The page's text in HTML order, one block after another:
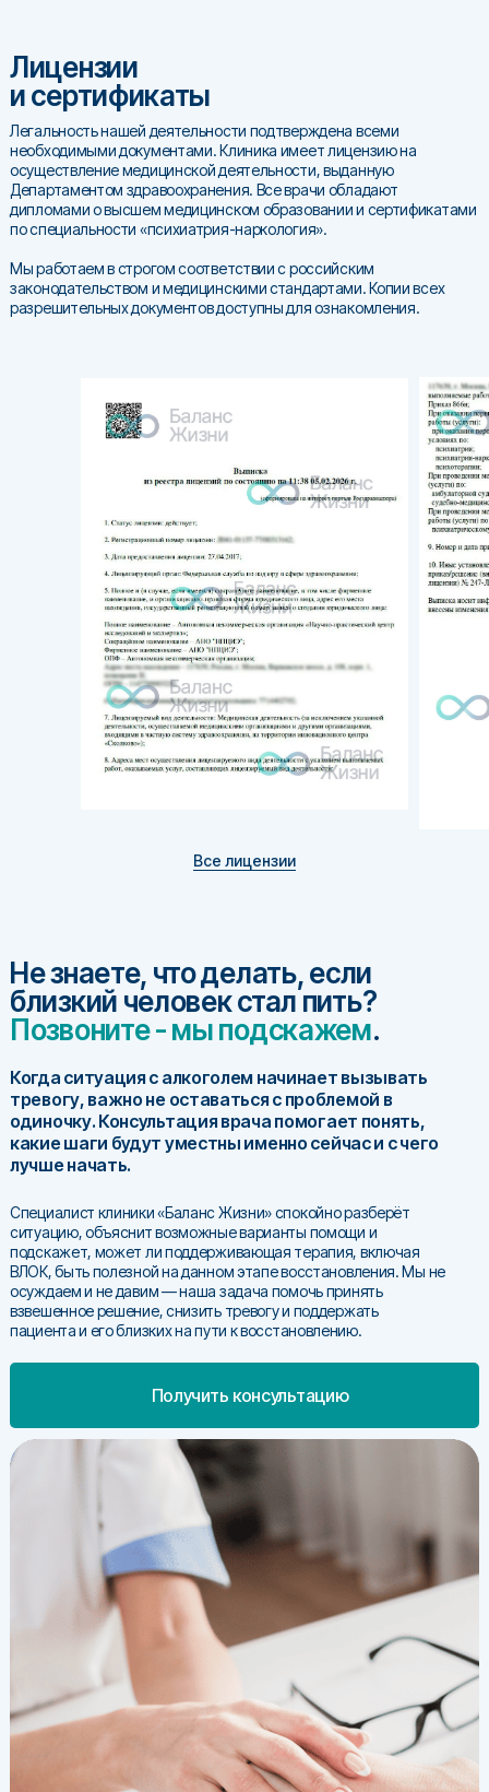
Лицензии
и сертификаты
Легальность нашей деятельности подтверждена всеми
необходимыми документами. Клиника имеет лицензию на
осуществление медицинской деятельности, выданную
Департаментом здравоохранения. Все врачи обладают
дипломами о высшем медицинском образовании и сертификатами
по специальности «психиатрия-наркология».
Мы работаем в строгом соответствии с российским
законодательством и медицинскими стандартами. Копии всех
разрешительных документов доступны для ознакомления.
Все лицензии
Получить консультацию
Не знаете, что делать, если
близкий человек стал пить?
Позвоните - мы подскажем.
Когда ситуация с алкоголем начинает вызывать
тревогу, важно не оставаться с проблемой в
одиночку. Консультация врача помогает понять,
какие шаги будут уместны именно сейчас и с чего
лучше начать.
Специалист клиники «Баланс Жизни» спокойно разберёт
ситуацию, объяснит возможные варианты помощи и
подскажет, может ли поддерживающая терапия, включая
ВЛОК, быть полезной на данном этапе восстановления. Мы не
осуждаем и не давим — наша задача помочь принять
взвешенное решение, снизить тревогу и поддержать
пациента и его близких на пути к восстановлению.